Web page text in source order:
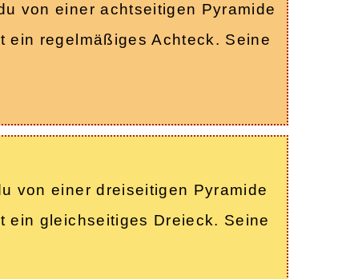
von einer achtseitigen Pyramide
regelmäßiges Achteck. Seine
von einer dreiseitigen Pyramide
ein gleichseitiges Dreieck. Seine